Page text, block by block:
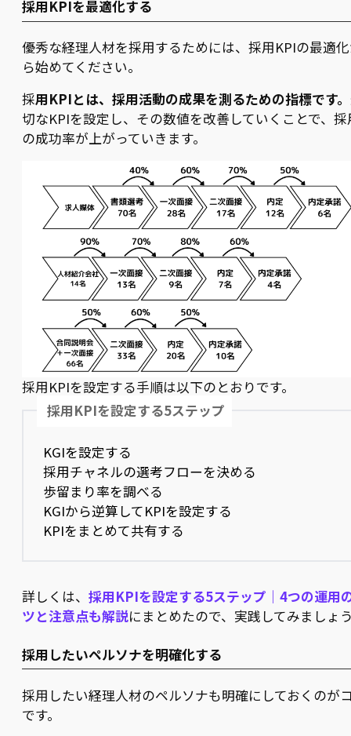
採用KPIを最適化する
優秀な経理人材を採用するためには、採用KPIの最適
ら始めてください。
採用KPIとは、採用活動の成果を測るための指標です。
切なKPIを設定し、その数値を改善していくことで、採
の成功率が上がっていきます。
採用KPIを設定する手順は以下のとおりです。
採用KPIを設定する5ステップ
KGIを設定する
採用チャネルの選考フローを決める
歩留まり率を調べる
KGIから逆算してKPIを設定する
KPIをまとめて共有する
詳しくは、 採用KPIを設定する5ステップ｜4つの運用
ツと注意点も解説にまとめたので、実践してみましょ
採用したいペルソナを明確化する
採用したい経理人材のペルソナも明確にしておくのが
です。